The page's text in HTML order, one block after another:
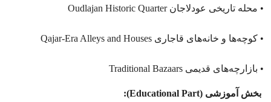
• محله تاریخی عودلاجان Oudlajan Historic Quarter
• کوچه‌ها و خانه‌های قاجاری Qajar‑Era Alleys and Houses
• بازارچه‌های قدیمی Traditional Bazaars
بخش آموزشی (Educational Part):